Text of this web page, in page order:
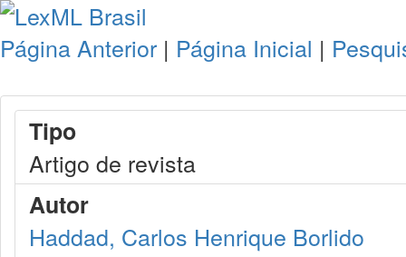
Página Anterior | Página Inicial |
Tipo
Artigo de revista
Autor
Haddad, Carlos Henrique Borlido